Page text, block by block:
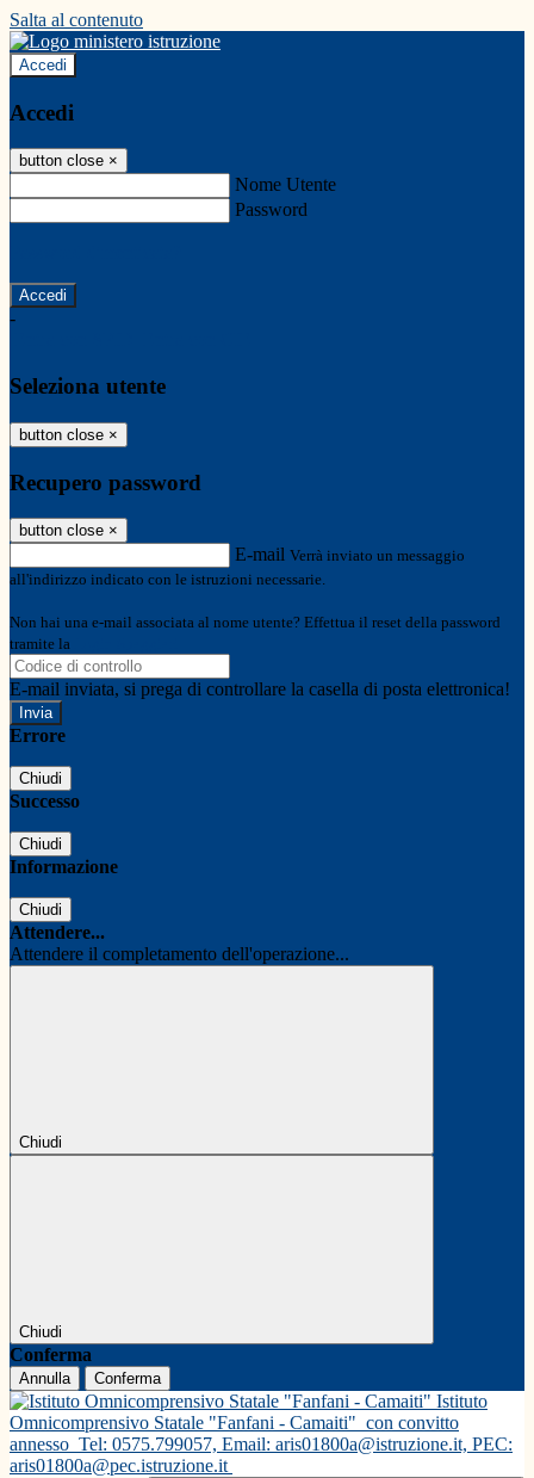
Salta al contenuto
Accedi
Accedi
button close ×
Nome Utente
Password
-
Seleziona utente
button close ×
Recupero password
button close ×
E-mail Verrà inviato un messaggio
all'indirizzo indicato con le istruzioni necessarie.
Non hai una e-mail associata al nome utente? Effettua il reset della password
tramite la
E-mail inviata, si prega di controllare la casella di posta elettronica!
Errore
Chiudi
Successo
Chiudi
Informazione
Chiudi
Attendere...
Attendere il completamento dell'operazione...
Chiudi
Chiudi
Conferma
Annulla Conferma
Istituto
Omnicomprensivo Statale "Fanfani - Camaiti" con convitto
annesso Tel: 0575.799057, Email: aris01800a@istruzione.it, PEC:
aris01800a@pec.istruzione.it